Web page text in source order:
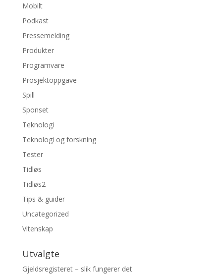
Mobilt
Podkast
Pressemelding
Produkter
Programvare
Prosjektoppgave
Spill
Sponset
Teknologi
Teknologi og forskning
Tester
Tidløs
Tidløs2
Tips & guider
Uncategorized
Vitenskap
Utvalgte
Gjeldsregisteret – slik fungerer det